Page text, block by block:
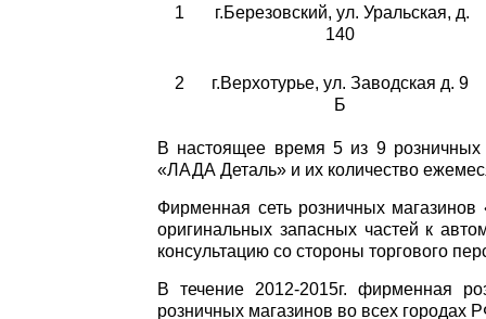
1
г.Березовский, ул. Уральская, д.
140
2
г.Верхотурье, ул. Заводская д. 9
Б
В настоящее время 5 из 9 розничных
«ЛАДА Деталь» и их количество
Фирменная сеть розничных
оригинальных запасных частей к
консультацию со стороны торгового
В течение 2012-2015г. фирменная
розничных магазинов во всех городах